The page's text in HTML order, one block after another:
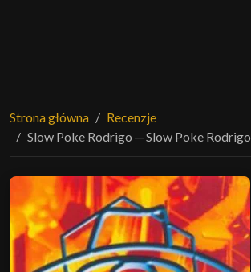
Strona główna
Recenzje
Slow Poke Rodrigo ─ Slow Poke Rodrigo